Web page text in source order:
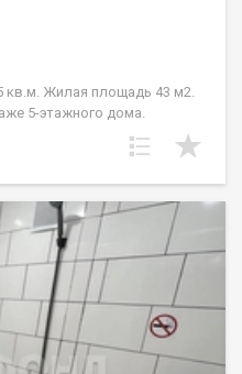
кв.м. Жилая площадь 43 м2.
5-этажного дома.